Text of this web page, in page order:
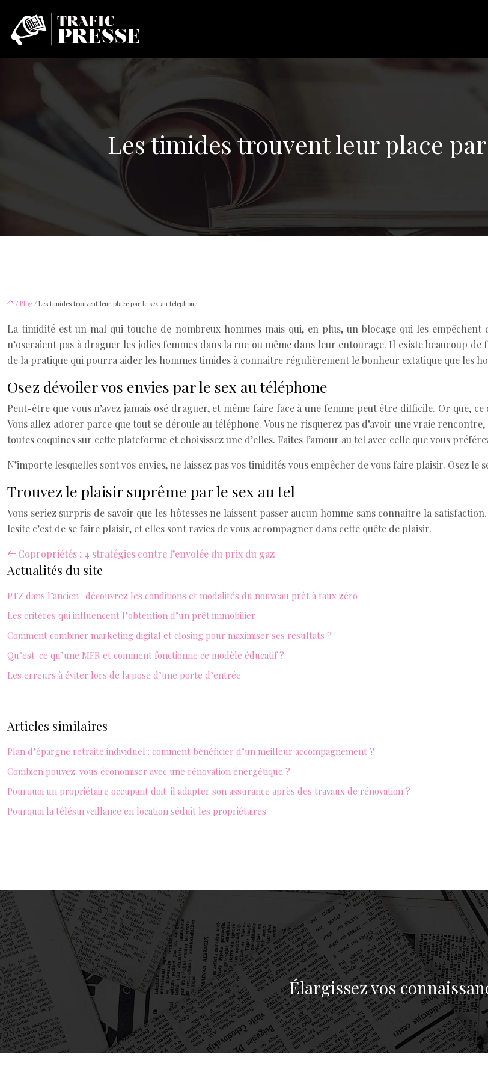
Les timides trouvent leur place
/ Blog / Les timides trouvent leur place par le sex au telephone
La timidité est un mal qui touche de nombreux hommes mais qui, en plus, un blocage qui les empêchent
n’oseraient pas à draguer les jolies femmes dans la rue ou même dans leur entourage. Il existe beaucoup
de la pratique qui pourra aider les hommes timides à connaitre régulièrement le bonheur extatique que les
Osez dévoiler vos envies par le sex au téléphone
Peut-être que vous n’avez jamais osé draguer, et même faire face à une femme peut être difficile. Or que,
Vous allez adorer parce que tout se déroule au téléphone. Vous ne risquerez pas d’avoir une vraie
toutes coquines sur cette plateforme et choisissez une d’elles. Faites l’amour au tel avec celle que vous
N’importe lesquelles sont vos envies, ne laissez pas vos timidités vous empêcher de vous faire plaisir. Osez
Trouvez le plaisir suprême par le sex au tel
Vous seriez surpris de savoir que les hôtesses ne laissent passer aucun homme sans connaitre la
lesite c’est de se faire plaisir, et elles sont ravies de vous accompagner dans cette quête de plaisir.
Copropriétés : 4 stratégies contre l’envolée du prix du gaz
Actualités du site
PTZ dans l’ancien : découvrez les conditions et modalités du nouveau prêt à taux zéro
Les critères qui influencent l’obtention d’un prêt immobilier
Comment combiner marketing digital et closing pour maximiser ses résultats ?
Qu’est-ce qu’une MFR et comment fonctionne ce modèle éducatif ?
Les erreurs à éviter lors de la pose d’une porte d’entrée
Articles similaires
Plan d’épargne retraite individuel : comment bénéficier d’un meilleur accompagnement ?
Combien pouvez-vous économiser avec une rénovation énergétique ?
Pourquoi un propriétaire occupant doit-il adapter son assurance après des travaux de rénovation ?
Pourquoi la télésurveillance en location séduit les propriétaires
Élargissez vos